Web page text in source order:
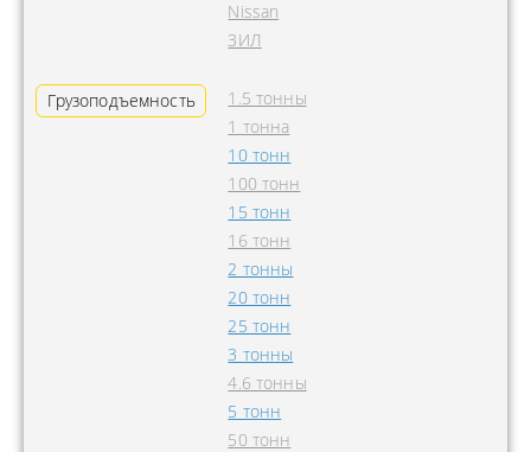
Nissan
ЗИЛ
Грузоподъемность
1.5 тонны
1 тонна
10 тонн
100 тонн
15 тонн
16 тонн
2 тонны
20 тонн
25 тонн
3 тонны
4.6 тонны
5 тонн
50 тонн